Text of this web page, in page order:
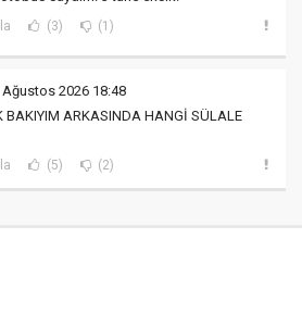
(3) (1)
2026 18:48
BAKIYIM ARKASINDA HANGİ SÜLALE
(5) (2)